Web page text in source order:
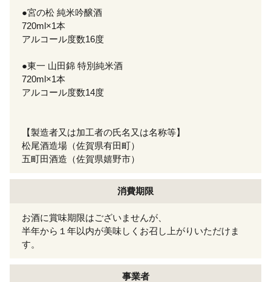
●宮の松 純米吟醸酒
720ml×1本
アルコール度数16度
●東一 山田錦 特別純米酒
720ml×1本
アルコール度数14度
【製造者又は加工者の氏名又は名称等】
松尾酒造場（佐賀県有田町）
五町田酒造（佐賀県嬉野市）
消費期限
お酒に賞味期限はございませんが、
半年から１年以内が美味しくお召し上がりいただけま
す。
事業者